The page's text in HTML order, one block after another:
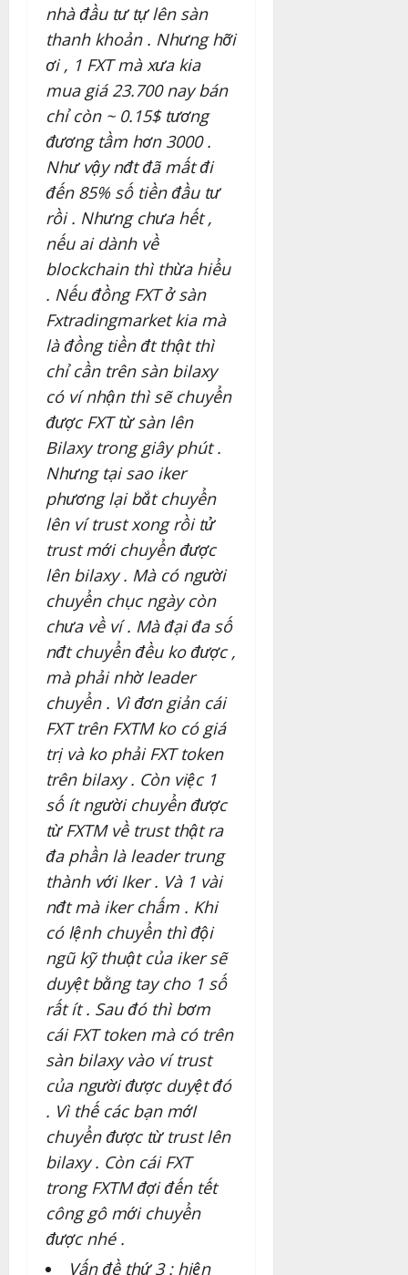
nhà đầu tư tự lên sàn
thanh khoản . Nhưng hỡi
ơi , 1 FXT mà xưa kia
mua giá 23.700 nay bán
chỉ còn ~ 0.15$ tương
đương tầm hơn 3000 .
Như vậy nđt đã mất đi
đến 85% số tiền đầu tư
rồi . Nhưng chưa hết ,
nếu ai dành về
blockchain thì thừa hiểu
. Nếu đồng FXT ở sàn
Fxtradingmarket kia mà
là đồng tiền đt thật thì
chỉ cần trên sàn bilaxy
có ví nhận thì sẽ chuyển
được FXT từ sàn lên
Bilaxy trong giây phút .
Nhưng tại sao iker
phương lại bắt chuyển
lên ví trust xong rồi tử
trust mới chuyển được
lên bilaxy . Mà có người
chuyển chục ngày còn
chưa về ví . Mà đại đa số
nđt chuyển đều ko được ,
mà phải nhờ leader
chuyển . Vì đơn giản cái
FXT trên FXTM ko có giá
trị và ko phải FXT token
trên bilaxy . Còn việc 1
số ít người chuyển được
từ FXTM về trust thật ra
đa phần là leader trung
thành với Iker . Và 1 vài
nđt mà iker chấm . Khi
có lệnh chuyển thì đội
ngũ kỹ thuật của iker sẽ
duyệt bằng tay cho 1 số
rất ít . Sau đó thì bơm
cái FXT token mà có trên
sàn bilaxy vào ví trust
của người được duyệt đó
. Vì thế các bạn mớI
chuyển được từ trust lên
bilaxy . Còn cái FXT
trong FXTM đợi đến tết
công gô mới chuyển
được nhé .
Vấn đề thứ 3 : hiện